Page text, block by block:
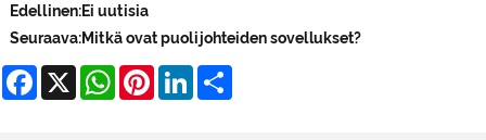
Edellinen:Ei uutisia
Seuraava:Mitkä ovat puolijohteiden sovellukset?
Facebook
X WhatsApp
PinterestLinkedIn